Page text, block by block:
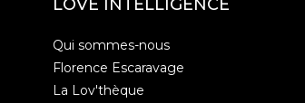
LOVE INTELLIGENCE
Qui sommes-nous
Florence Escaravage
La Lov'thèque